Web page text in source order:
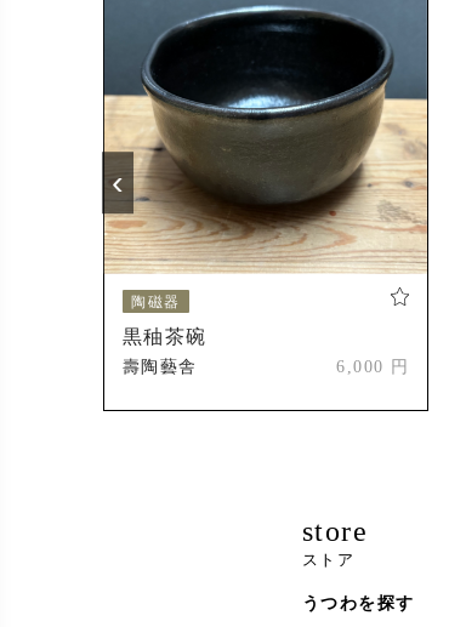
陶磁器
黒秞茶碗
壽陶藝舎 6,000 円
‹
store
ストア
うつわを探す